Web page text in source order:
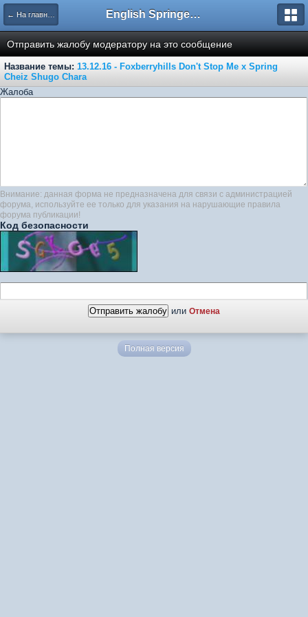
← На главную English Springer Spaniel Club
Отправить жалобу модератору на это сообщение
Название темы: 13.12.16 - Foxberryhills Don't Stop Me x Spring
Cheiz Shugo Сhara
Жалоба
Внимание: данная форма не предназначена для связи с администрацией
форума, используйте ее только для указания на нарушающие правила
форума публикации!
Код безопасности
или Отмена
Полная версия